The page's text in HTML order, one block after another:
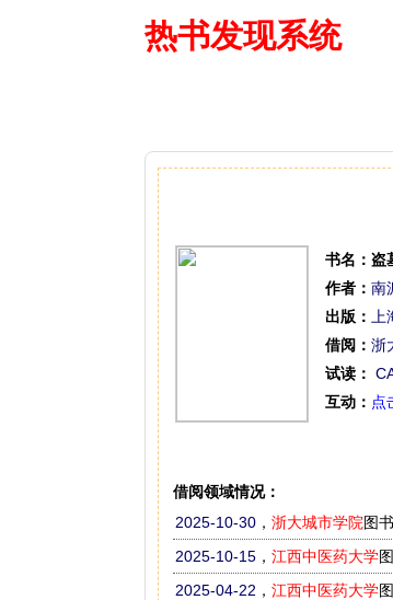
热书发现系统
书名： 盗
作者： 南
出版：
借阅： 浙
试读：
互动： 点
借阅领域情况：
2025-10-30 ， 浙大城市学院图
2025-10-15 ， 江西中医药大学
2025-04-22 ， 江西中医药大学